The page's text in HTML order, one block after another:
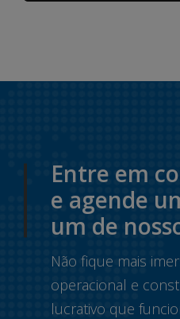
Entre em
e agende
um de
Não fique mais
operacional e
lucrativo que